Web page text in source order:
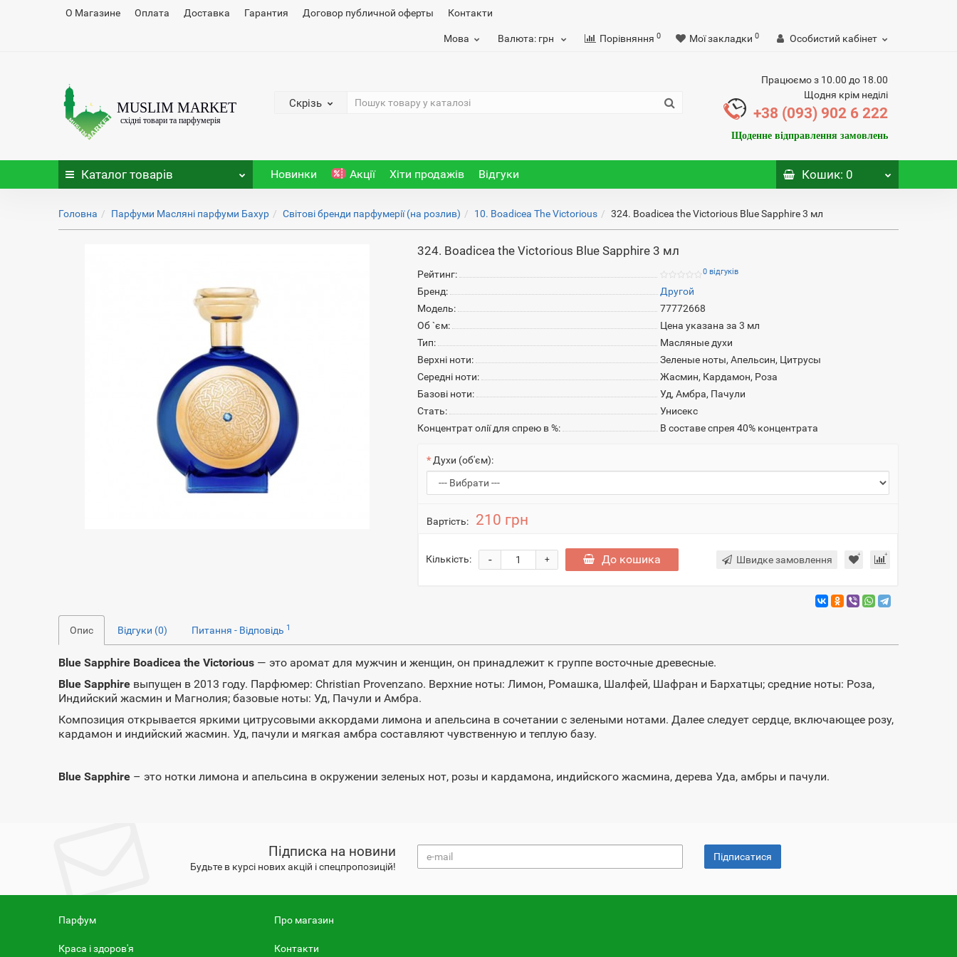
О Магазине Оплата Доставка Гарантия Договор публичной оферты Контакти
Мова Валюта: грн Порівняння 0 Мої закладки 0 Особистий кабінет
Скрізь
Працюємо з 10.00 до 18.00
Щодня крім неділі
+38 (093) 902 6 222
Щоденне відправлення замовлень
Каталог товарів Новинки Акції Хіти продажів Відгуки Кошик: 0
Головна Парфуми Масляні парфуми Бахур Світові бренди парфумерії (на розлив) 10. Boadicea The Victorious 324. Boadicea the Victorious Blue Sapphire 3 мл
324. Boadicea the Victorious Blue Sapphire 3 мл
Рейтинг: 0 відгуків
Бренд:
Другой
Модель:
77772668
Об `єм:
Цена указана за 3 мл
Тип:
Масляные духи
Верхні ноти:
Зеленые ноты, Апельсин, Цитрусы
Середні ноти:
Жасмин, Кардамон, Роза
Базові ноти:
Уд, Амбра, Пачули
Стать:
Унисекс
Концентрат олії для спрею в %:
В составе спрея 40% концентрата
Духи (об'єм):
Вартість: 210 грн
Кількість: +
- До кошика Швидке замовлення
Опис Відгуки (0) Питання - Відповідь 1
Blue Sapphire Boadicea the Victorious — это аромат для мужчин и женщин, он принадлежит к группе восточные древесные.
Blue Sapphire выпущен в 2013 году. Парфюмер: Christian Provenzano. Верхние ноты: Лимон, Ромашка, Шалфей, Шафран и Бархатцы; средние ноты: Роза,
Индийский жасмин и Магнолия; базовые ноты: Уд, Пачули и Амбра.
Композиция открывается яркими цитрусовыми аккордами лимона и апельсина в сочетании с зелеными нотами. Далее следует сердце, включающее розу,
кардамон и индийский жасмин. Уд, пачули и мягкая амбра составляют чувственную и теплую базу.
Blue Sapphire – это нотки лимона и апельсина в окружении зеленых нот, розы и кардамона, индийского жасмина, дерева Уда, амбры и пачули.
Підписка на новини
Будьте в курсі нових акцій і спецпропозицій!
Підписатися
Парфум
Краса і здоров'я
Про магазин
Контакти